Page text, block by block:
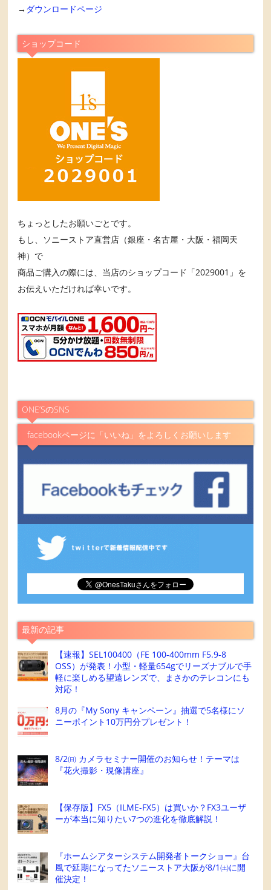
→ ダウンロードページ
ショップコード
ちょっとしたお願いごとです。
もし、ソニーストア直営店（銀座・名古屋・大阪・福岡天
神）で
商品ご購入の際には、当店のショップコード「2029001」を
お伝えいただければ幸いです。
ONE’SのSNS
facebookページに「いいね」をよろしくお願いします
最新の記事
【速報】SEL100400（FE 100-400mm F5.9-8
OSS）が発表！小型・軽量654gでリーズナブルで手
軽に楽しめる望遠レンズで、まさかのテレコンにも
対応！
8月の『My Sony キャンペーン』抽選で5名様にソ
ニーポイント10万円分プレゼント！
8/2㈰ カメラセミナー開催のお知らせ！テーマは
『花火撮影・現像講座』
【保存版】FX5（ILME-FX5）は買いか？FX3ユーザ
ーが本当に知りたい7つの進化を徹底解説！
『ホームシアターシステム開発者トークショー』台
風で延期になってたソニーストア大阪が8/1㈯に開
催決定！